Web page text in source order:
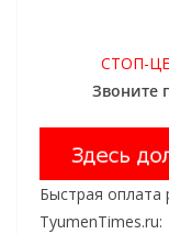
СТОП-
Звоните
Быстрая оплата
TyumenTimes.ru: